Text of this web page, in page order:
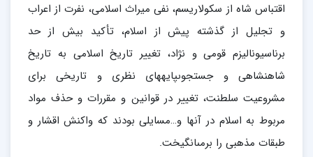
اقتباس شاه از سكولاريسم، نفى ميراث اسلامى، نفرت از اعراب
و تجليل از گذشته پيش از اسلام، تأكيد بيش از حد
برناسيوناليزم قومى و نژاد، تغيير تاريخ اسلامى به تاريخ
شاهنشاهى و جستجوى‏پايه‏هاى نظرى و تاريخى براى
مشروعيت سلطنت، تغيير در قوانين و مقررات و حذف مواد
مربوط به اسلام در آنها و…مسايلى بودند كه واكنش اقشار و
طبقات مذهبى را برمى‏انگيخت.